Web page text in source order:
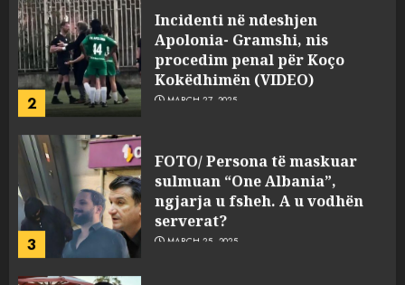
2
Incidenti në ndeshjen
Apolonia- Gramshi, nis
procedim penal për Koço
Kokëdhimën (VIDEO)
MARCH 27, 2025
3
FOTO/ Persona të maskuar
sulmuan “One Albania”,
ngjarja u fsheh. A u vodhën
serverat?
MARCH 25, 2025